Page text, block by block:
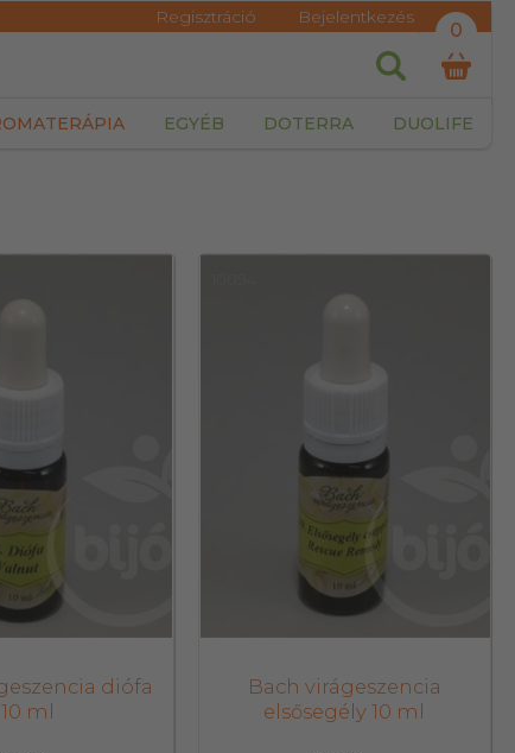
Regisztráció Bejelentkezés
0
EGYÉB DOTERRA DUOLIFE
diófa
10 ml
Bach virágeszencia
elsősegély 10 ml